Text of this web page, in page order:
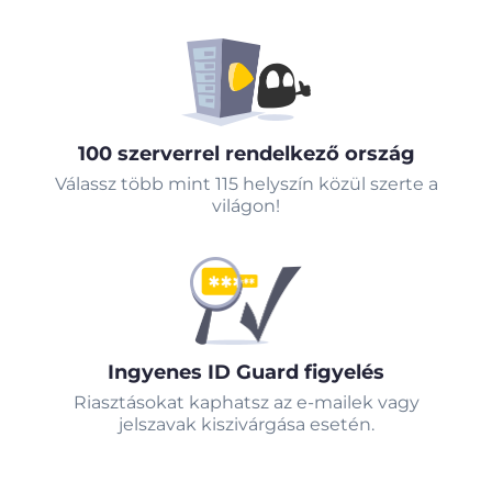
100 szerverrel rendelkező ország
Válassz több mint 115 helyszín közül szerte a
világon!
Ingyenes ID Guard figyelés
Riasztásokat kaphatsz az e-mailek vagy
jelszavak kiszivárgása esetén.